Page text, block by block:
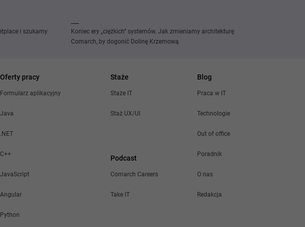
i szukamy
Koniec ery „ciężkich” systemów. Jak zmieniamy architekturę
Comarch, by dogonić Dolinę Krzemową
Oferty pracy
Formularz aplikacyjny
Java
.NET
C++
JavaScript
Angular
Python
Staże
Staże IT
Staż UX/UI
Podcast
Comarch Careers
Take IT
Blog
Praca w IT
Technologie
Out of office
Poradnik
O nas
Redakcja